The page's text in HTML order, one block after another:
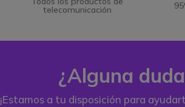
telecomunicación
¿Alguna
¡Estamos a tu disposición para